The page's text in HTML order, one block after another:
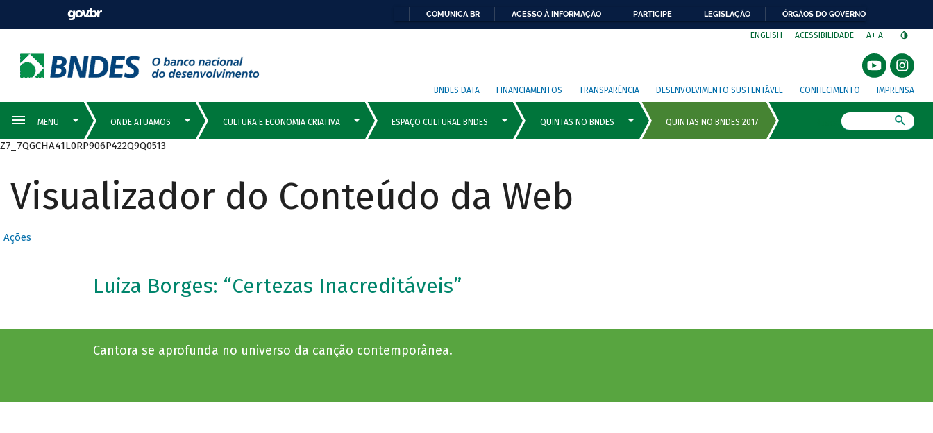
COMUNICA BR ACESSO À INFORMAÇÃO PARTICIPE LEGISLAÇÃO ÓRGÃOS DO GOVERNO
ENGLISH ACESSIBILIDADE A+ A-
BNDES DATA FINANCIAMENTOS TRANSPARÊNCIA DESENVOLVIMENTO SUSTENTÁVEL CONHECIMENTO IMPRENSA
Z7_7QGCHA41L0RP906P422Q9Q0513
Visualizador do Conteúdo da Web
Ações
Luiza Borges: “Certezas Inacreditáveis”
Cantora se aprofunda no universo da canção contemporânea.